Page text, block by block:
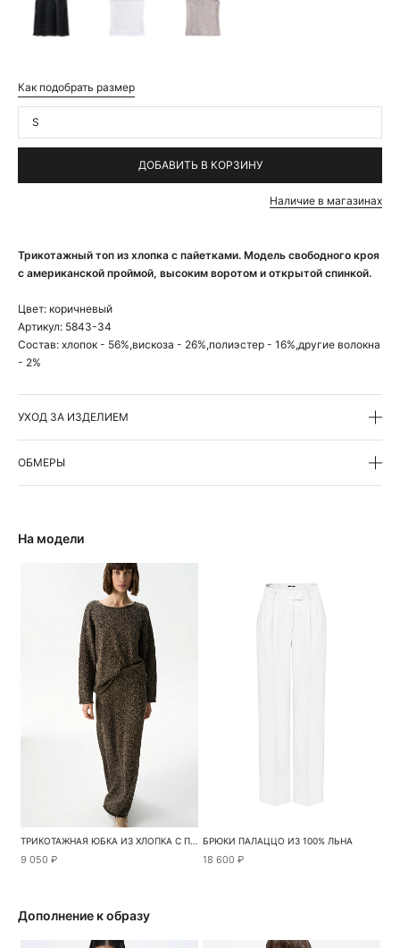
Трикотажный топ из хлопка с пайетками. Модель свободного кроя
с американской проймой, высоким воротом и открытой спинкой.
Цвет: коричневый
Артикул: 5843-34
Состав: хлопок - 56%,вискоза - 26%,полиэстер - 16%,другие волокна
- 2%
УХОД ЗА ИЗДЕЛИЕМ
ОБМЕРЫ
Как подобрать размер
S
ДОБАВИТЬ В КОРЗИНУ
Наличие в магазинах
На модели
ТРИКОТАЖНАЯ ЮБКА ИЗ ХЛОПКА С ПАЙЕТКАМИ
9 050 ₽
БРЮКИ ПАЛАЦЦО ИЗ 100% ЛЬНА
18 600 ₽
Дополнение к образу